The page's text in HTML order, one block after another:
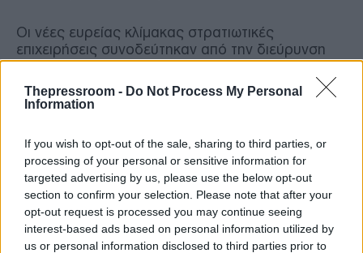
Thepressroom - Do Not Process My Personal
Information
If you wish to opt-out of the sale, sharing to third parties, or
processing of your personal or sensitive information for
targeted advertising by us, please use the below opt-out
section to confirm your selection. Please note that after your
opt-out request is processed you may continue seeing
interest-based ads based on personal information utilized by
us or personal information disclosed to third parties prior to
Οι νέες ευρείας κλίμακας στρατιωτικές
επιχειρήσεις συνοδεύτηκαν από την διεύρυνση
της καταστολής των Κούρδων,
συμπεριλαμβανομένων πολλών πολιτικών και
μέσων ενημέρωσης, που κατηγορούνται ότι
Καθώς η νίκη του «ναι» επιτεύχθηκε με οριακή
διαφορά, ο Ερντογάν ίσως υιοθετήσει μια πιο
«συμβιβαστική» στάση στο κουρδικό ζήτημα,
εκτιμά η Ασλί Αϊντιντασμπάς του Ευρωπαϊκού
Συμβουλίου Διεθνών Σχέσεων.